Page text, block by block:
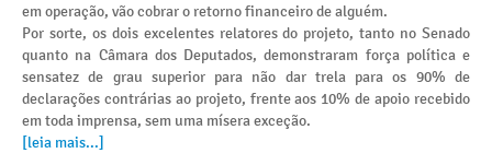
em operação, vão cobrar o retorno financeiro de alguém.
Por sorte, os dois excelentes relatores do projeto, tanto no Senado
quanto na Câmara dos Deputados, demonstraram força política e
sensatez de grau superior para não dar trela para os 90% de
declarações contrárias ao projeto, frente aos 10% de apoio recebido
em toda imprensa, sem uma mísera exceção.
[leia mais...]